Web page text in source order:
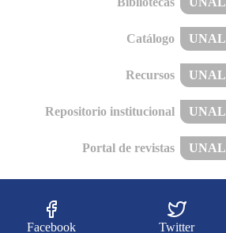
Catálogo UNAL
Recursos UNAL
Repositorio institucional UNAL
Portal de revistas UNAL
Facebook Twitter